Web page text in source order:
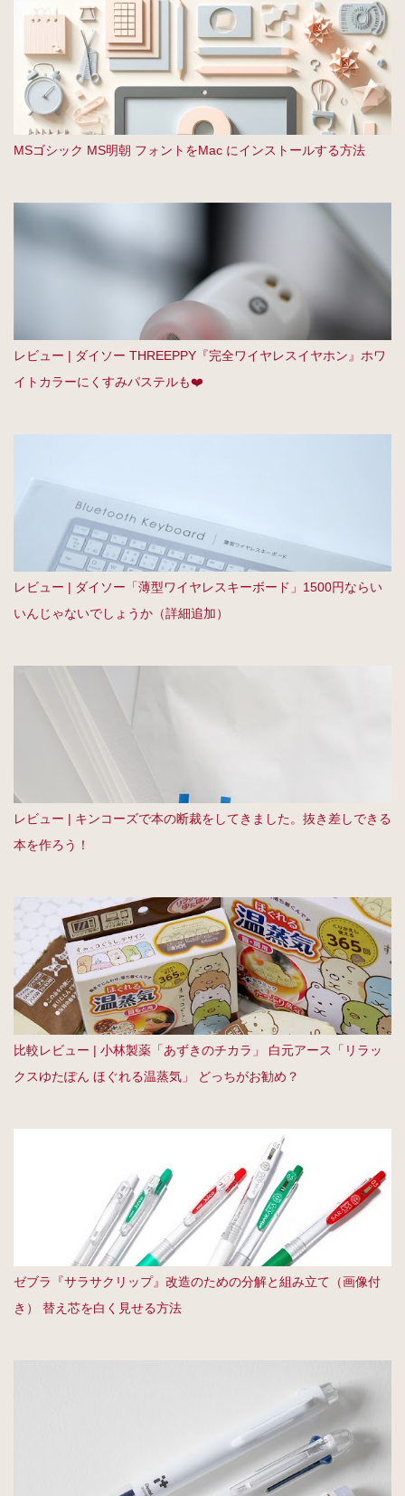
MSゴシック MS明朝 フォントをMac にインストールする方法
レビュー | ダイソー THREEPPY『完全ワイヤレスイヤホン』ホワ
イトカラーにくすみパステルも❤️
レビュー | ダイソー「薄型ワイヤレスキーボード」1500円ならい
いんじゃないでしょうか（詳細追加）
レビュー | キンコーズで本の断裁をしてきました。抜き差しできる
本を作ろう！
比較レビュー | 小林製薬「あずきのチカラ」 白元アース「リラッ
クスゆたぽん ほぐれる温蒸気」 どっちがお勧め？
ゼブラ『サラサクリップ』改造のための分解と組み立て（画像付
き） 替え芯を白く見せる方法